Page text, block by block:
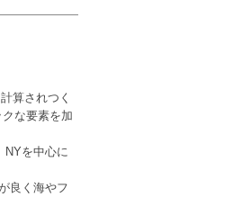
算されつく
な要素を加
NYを中心に
良く海やフ